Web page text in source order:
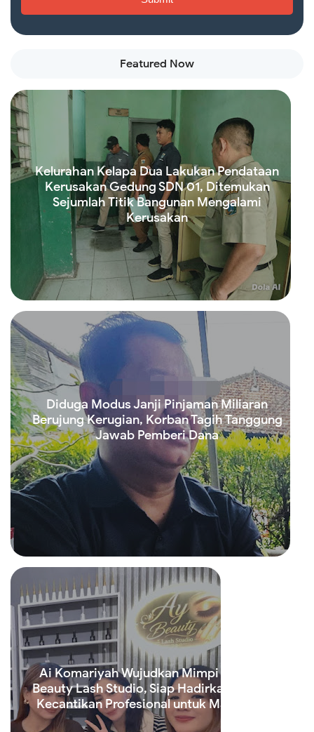
Featured Now
Kelurahan Kelapa Dua Lakukan Pendataan
Kerusakan Gedung SDN 01, Ditemukan
Sejumlah Titik Bangunan Mengalami
Kerusakan
Read more
Diduga Modus Janji Pinjaman Miliaran
Berujung Kerugian, Korban Tagih Tanggung
Jawab Pemberi Dana
Ai Komariyah Wujudkan Mimpi Lewat Ay
Beauty Lash Studio, Siap Hadirkan Layanan
Kecantikan Profesional untuk Masyarakat